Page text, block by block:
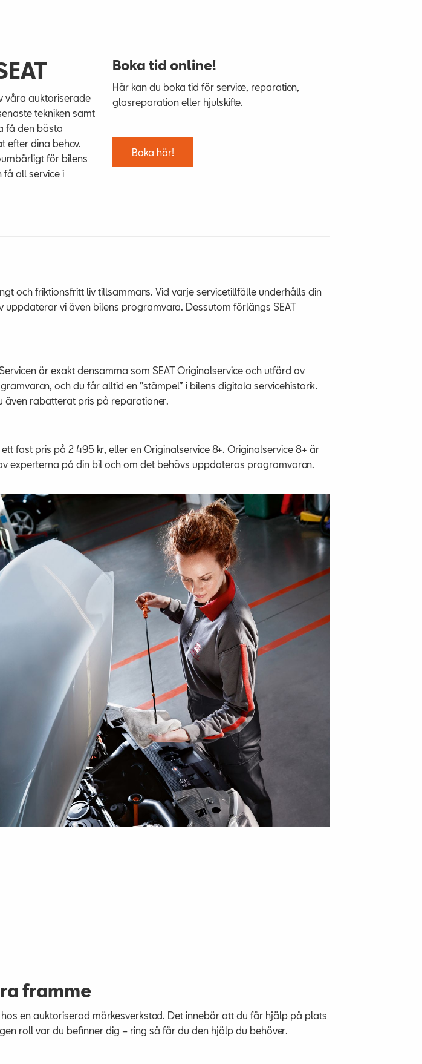
våra auktoriserade
tekniken samt
få den bästa
efter dina behov.
för bilens
få all service i
Boka tid online!
Här kan du boka tid för service, reparation,
glasreparation eller hjulskifte.
Boka här!
och friktionsfritt liv tillsammans. Vid varje servicetillfälle underhålls din
uppdaterar vi även bilens programvara. Dessutom förlängs SEAT
är exakt densamma som SEAT Originalservice och utförd av
och du får alltid en ”stämpel” i bilens digitala servicehistorik.
även rabatterat pris på reparationer.
fast pris på 2 495 kr, eller en Originalservice 8+. Originalservice 8+ är
experterna på din bil och om det behövs uppdateras programvaran.
framme
en auktoriserad märkesverkstad. Det innebär att du får hjälp på plats
roll var du befinner dig – ring så får du den hjälp du behöver.